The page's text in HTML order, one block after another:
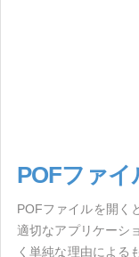
POFファイ
POFファイルを開く
適切なアプリケーシ
く単純な理由による